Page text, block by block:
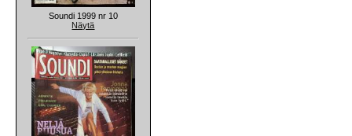
Soundi 1999 nr 10
Näytä